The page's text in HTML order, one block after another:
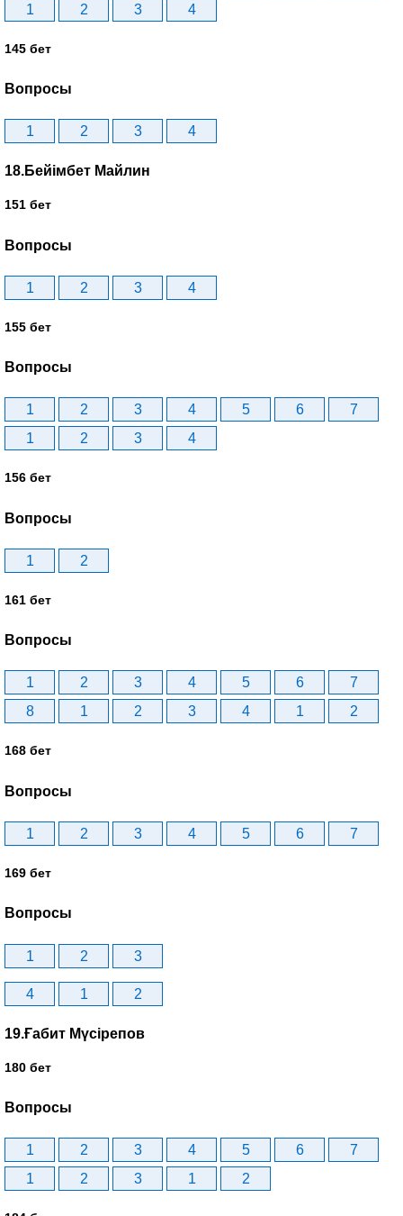
1
2 3 4
145 бет
Вопросы
1 2 3 4
18.Бейімбет Майлин
151 бет
Вопросы
1 2 3 4
155 бет
Вопросы
1 2 3 4 5 6
7
1
2 3 4
156 бет
Вопросы
1 2
161 бет
Вопросы
1 2 3 4 5 6
7
8
1 2 3 4 1 2
168 бет
Вопросы
1 2 3 4 5 6 7
169 бет
Вопросы
1 2 3
4 1 2
19.Ғабит Мүсірепов
180 бет
Вопросы
1 2 3 4 5 6
7
1
2 3 1 2